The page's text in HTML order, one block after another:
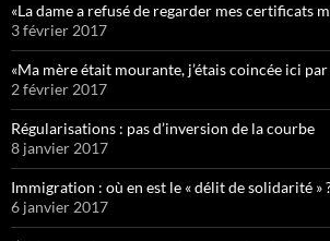
«La dame a refusé de regarder mes certificats
3 février 2017
«Ma mère était mourante, j’étais coincée ici
2 février 2017
Régularisations : pas d’inversion de la courbe
8 janvier 2017
Immigration : où en est le « délit de solidarité »
6 janvier 2017